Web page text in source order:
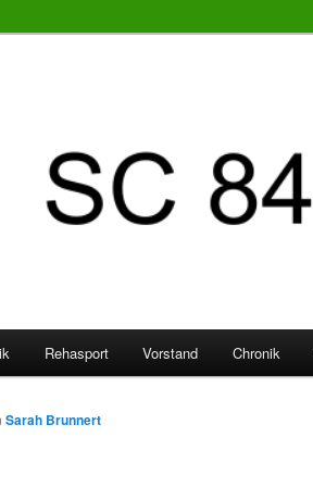
Rehasport Vorstand Chronik
Sarah Brunnert